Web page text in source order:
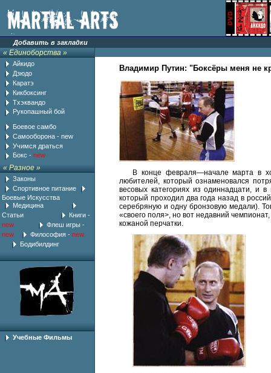
Добавить в закладки
«Единоборства»
Айкидо
Дзюдо
Каратэ
Кикбоксинг
Тхэквандо
Рукопашный бой
Боевое самбо
Самооборона - new
Учимся драться
Бокс - new
«Разное»
Законы
Спортивное питание
Боевые Искусства
Медицина
Статьи
Книги -
new
Флеш игры -
new
Философия - new
Бодибилдинг
Учебные Фильмы
Владимир Путин: "Боксёры меня не
В конце февраля—начале марта в
любителей, ко­торый ознаменовался
весовых катего­риях из одиннадцати, и
который проходил два года назад в
сере­бряную и одну бронзовую медали).
«своего поля>, но вот недавний
кожаной перчатки.